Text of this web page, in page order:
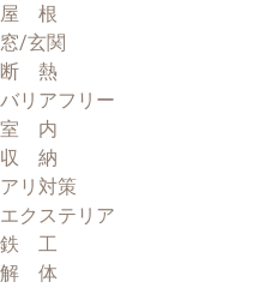
屋 根
窓/玄関
断 熱
バリアフリー
室 内
収 納
アリ対策
エクステリア
鉄 工
解 体